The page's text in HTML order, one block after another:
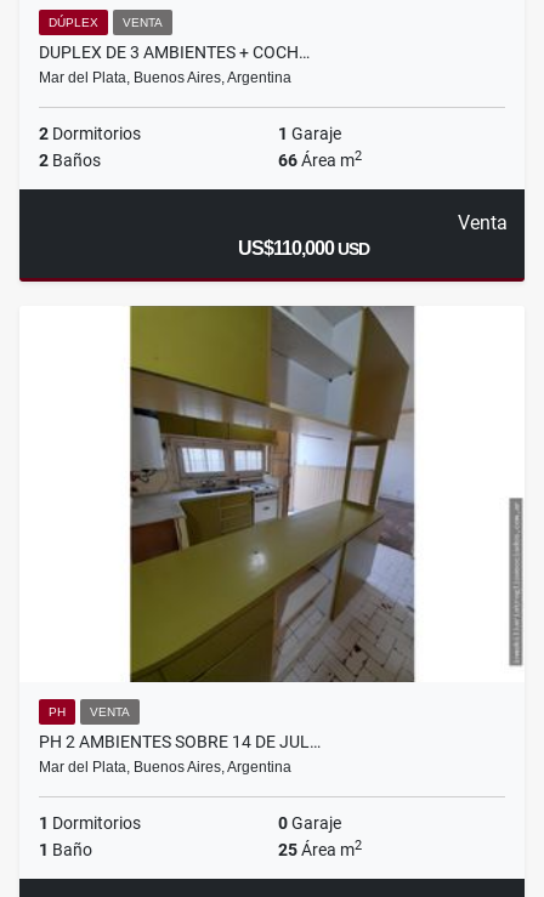
DÚPLEX VENTA
DUPLEX DE 3 AMBIENTES + COCH…
Mar del Plata, Buenos Aires, Argentina
2 Dormitorios 1 Garaje
2 Baños 66Área m2
Venta
US$110,000USD
PH VENTA
PH 2 AMBIENTES SOBRE 14 DE JUL…
Mar del Plata, Buenos Aires, Argentina
1 Dormitorios 0Garaje
1 Baño 25Área m2